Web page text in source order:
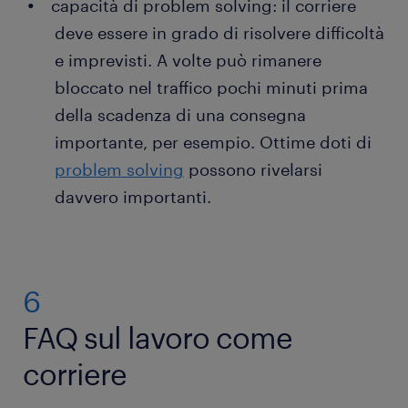
capacità di problem solving: il corriere
deve essere in grado di risolvere difficoltà
e imprevisti. A volte può rimanere
bloccato nel traffico pochi minuti prima
della scadenza di una consegna
importante, per esempio. Ottime doti di
problem solving possono rivelarsi
davvero importanti.
6
FAQ sul lavoro come
corriere